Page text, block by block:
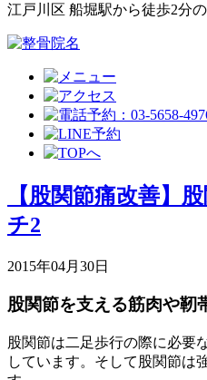
江戸川区 船堀駅から徒歩2分
【股関節痛改善】
チ2
2015年04月30日
股関節を支える筋肉や靭
股関節は二足歩行の際に必要
しています。そして股関節は